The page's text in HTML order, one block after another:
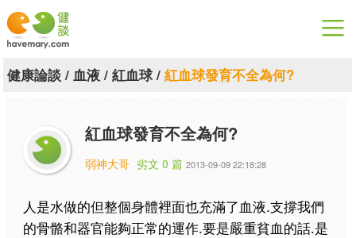
漫漫健康
關於健談
聯絡我們
下載專區
健康論談/ 血液/ 紅血球/ 紅血球發育不全為何?
紅血球發育不全為何?
弱神大哥 劣文 0 篇 2013-09-09 22:18:28
人是水做的但整個身體裡面也充滿了血液.支撐我們
的骨骼和器官能夠正常的運作.要是嚴重貧血的話.是